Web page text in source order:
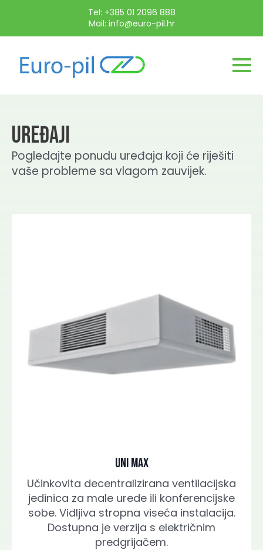
Tel: +385 01 2096 888
Mail: info@euro-pil.hr
UREĐAJI
Pogledajte ponudu uređaja koji će riješiti
vaše probleme sa vlagom zauvijek.
UNI MAX
Učinkovita decentralizirana ventilacijska
jedinica za male urede ili konferencijske
sobe. Vidljiva stropna viseća instalacija.
Dostupna je verzija s električnim
predgrijačem.